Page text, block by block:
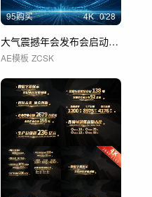
95购买 4K 0'28
大气震撼年会发布会启动仪式片头片尾
AE模板 ZCSK